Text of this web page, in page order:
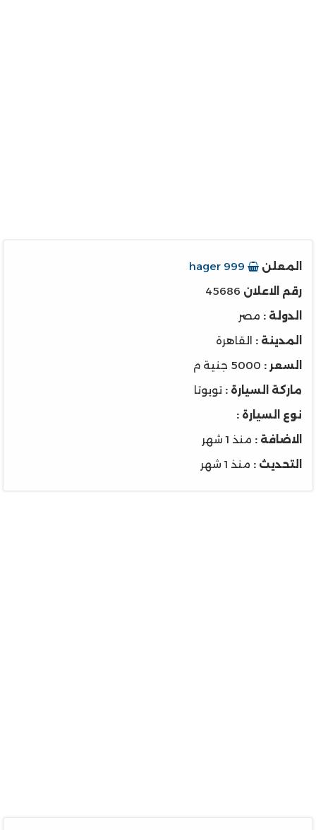
المعلن
رقم الاعلان 45686
الدولة : مصر
المدينة : القاهرة
السعر : 5000 جنية م
ماركة السيارة : تويوتا
نوع السيارة :
الاضافة : منذ 1 شهر
التحديث : منذ 1 شهر